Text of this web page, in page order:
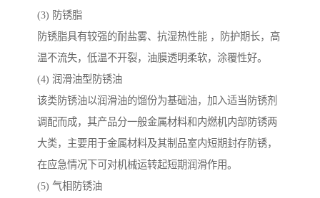
(3) 防锈脂
防锈脂具有较强的耐盐雾、抗湿热性能 ，防护期长，高
温不流失，低温不开裂，油膜透明柔软，涂覆性好。
(4) 润滑油型防锈油
该类防锈油以润滑油的馏份为基础油，加入适当防锈剂
调配而成，其产品分一般金属材料和内燃机内部防锈两
大类，主要用于金属材料及其制品室内短期封存防锈，
在应急情况下可对机械运转起短期润滑作用。
(5) 气相防锈油